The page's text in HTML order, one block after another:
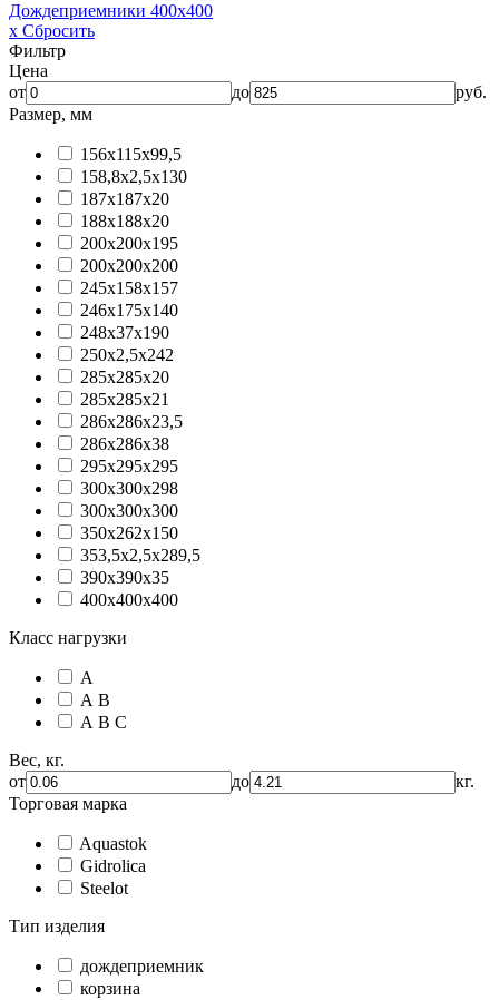
Дождеприемники 400х400
x Сбросить
Фильтр
Цена
от
до
руб.
Размер, мм
156x115x99,5
158,8x2,5x130
187x187x20
188х188х20
200x200x195
200x200x200
245x158x157
246х175х140
248х37х190
250x2,5x242
285х285х20
285х285х21
286х286х23,5
286х286х38
295х295х295
300x300x298
300x300x300
350x262x150
353,5x2,5x289,5
390x390x35
400x400x400
Класс нагрузки
А
А В
А В C
Вес, кг.
от
до
кг.
Торговая марка
Aquastok
Gidrolica
Steelot
Тип изделия
дождеприемник
корзина